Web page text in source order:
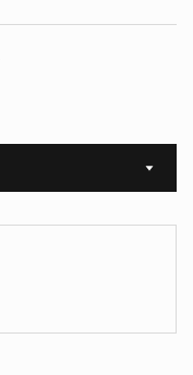
Sort